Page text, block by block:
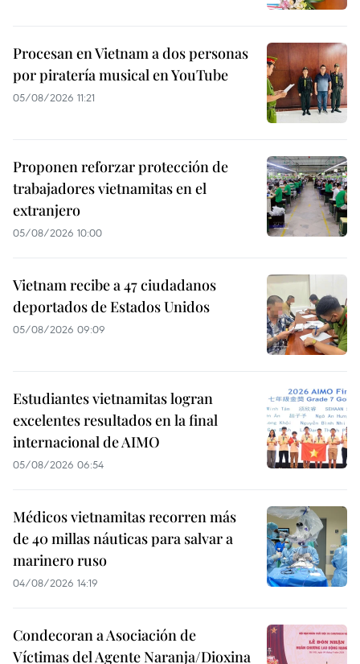
Procesan en Vietnam a dos personas
por piratería musical en YouTube
05/08/2026 11:21
Proponen reforzar protección de
trabajadores vietnamitas en el
extranjero
05/08/2026 10:00
Vietnam recibe a 47 ciudadanos
deportados de Estados Unidos
05/08/2026 09:09
Estudiantes vietnamitas logran
excelentes resultados en la final
internacional de AIMO
05/08/2026 06:54
Médicos vietnamitas recorren más
de 40 millas náuticas para salvar a
marinero ruso
04/08/2026 14:19
Condecoran a Asociación de
Víctimas del Agente Naranja/Dioxina